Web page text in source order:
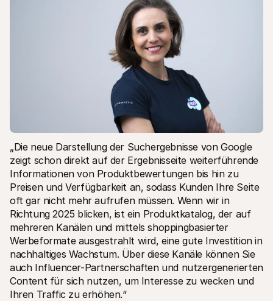
„Die neue Darstellung der Suchergebnisse von Google
zeigt schon direkt auf der Ergebnisseite weiterführende
Informationen von Produktbewertungen bis hin zu
Preisen und Verfügbarkeit an, sodass Kunden Ihre Seite
oft gar nicht mehr aufrufen müssen. Wenn wir in
Richtung 2025 blicken, ist ein Produktkatalog, der auf
mehreren Kanälen und mittels shoppingbasierter
Werbeformate ausgestrahlt wird, eine gute Investition in
nachhaltiges Wachstum. Über diese Kanäle können Sie
auch Influencer-Partnerschaften und nutzergenerierten
Content für sich nutzen, um Interesse zu wecken und
Ihren Traffic zu erhöhen.“